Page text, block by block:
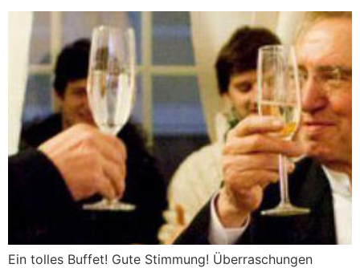
Ein tolles Buffet! Gute Stimmung! Überraschungen